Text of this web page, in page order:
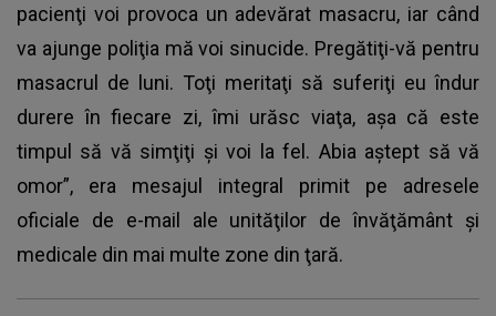
pacienţi voi provoca un adevărat masacru, iar când
va ajunge poliţia mă voi sinucide. Pregătiţi-vă pentru
masacrul de luni. Toţi meritaţi să suferiţi eu îndur
durere în fiecare zi, îmi urăsc viaţa, aşa că este
timpul să vă simţiţi şi voi la fel. Abia aştept să vă
omor”, era mesajul integral primit pe adresele
oficiale de e-mail ale unităţilor de învăţământ şi
medicale din mai multe zone din ţară.